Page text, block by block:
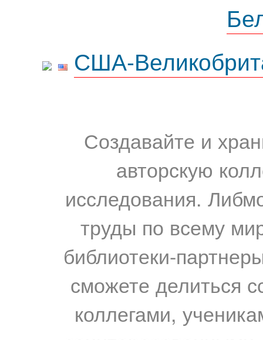
США-
Создавайте и
авторскую
исследования.
труды по всему
библиотеки-
сможете делиться
коллегами,